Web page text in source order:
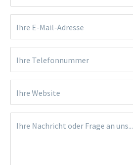
Ihre E-Mail-Adresse
Ihre Telefonnummer
Ihre Website
Ihre Nachricht oder Frage an uns...